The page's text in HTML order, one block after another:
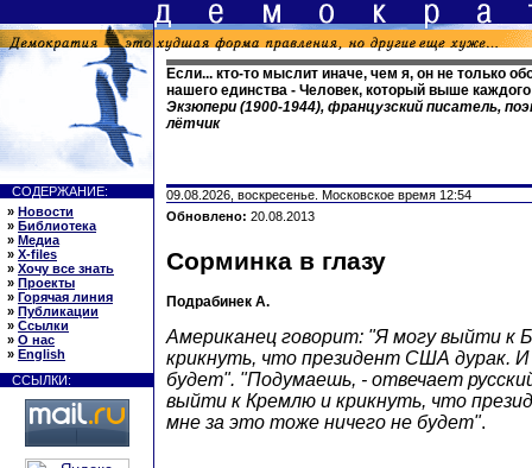
Если... кто-то мыслит иначе, чем я, он не только
нашего единства - Человек, который выше
Экзюпери (1900-1944), французский писатель,
лётчик
СОДЕРЖАНИЕ:
» Новости
» Библиотека
» Медиа
» X-files
» Хочу все знать
» Проекты
» Горячая линия
» Публикации
» Ссылки
» О нас
» English
ССЫЛКИ:
09.08.2026, воскресенье. Московское время 12:54
Обновлено: 20.08.2013
Сорминка в глазу
Подрабинек А.
Американец говорит: "Я могу выйти к
крикнуть, что президент США дурак. И
будет". "Подумаешь, - отвечает
выйти к Кремлю и крикнуть, что
мне за это тоже ничего не будет".